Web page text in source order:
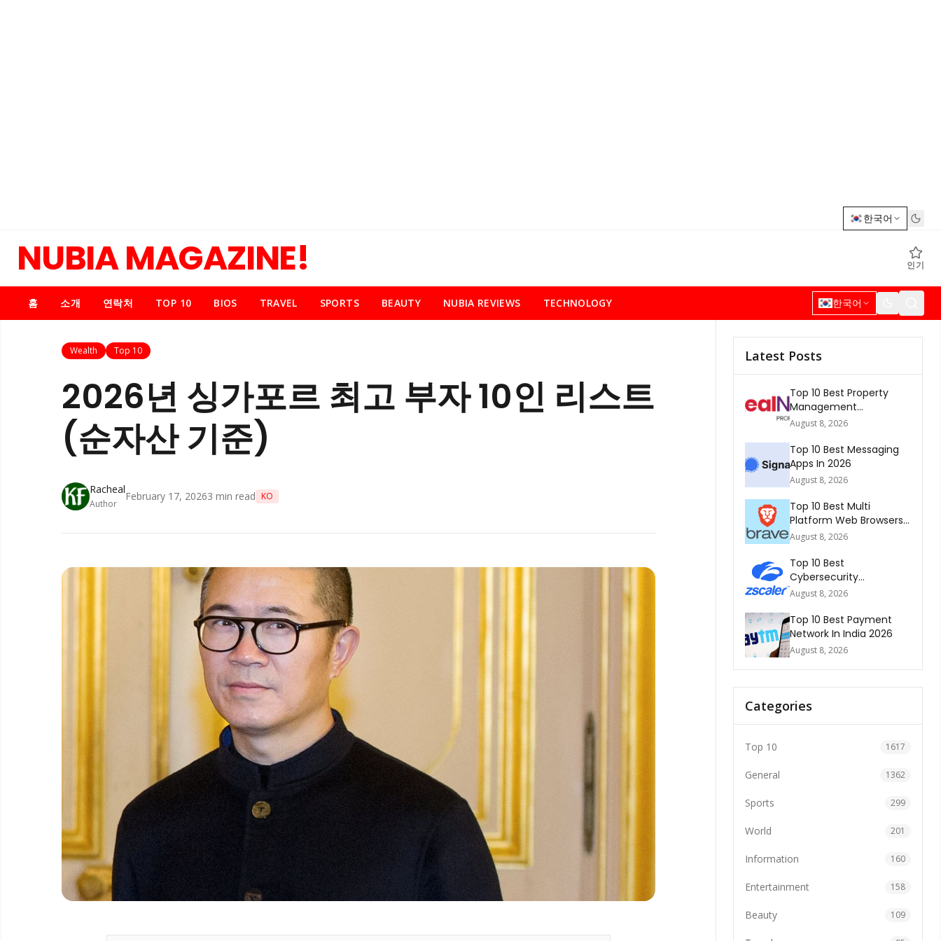
한국어
NUBIA MAGAZINE! 인기
홈 소개 연락처 TOP 10 BIOS TRAVEL SPORTS BEAUTY NUBIA REVIEWS TECHNOLOGY 한국어
Wealth Top 10
2026년 싱가포르 최고 부자 10인 리스트
(순자산 기준)
Racheal
Author
February 17, 20263 min read KO
Latest Posts
Top 10 Best Property
Management
Companies In South
August 8, 2026
Top 10 Best Messaging
Apps In 2026
August 8, 2026
Top 10 Best Multi
Platform Web Browsers
In The world 2026
August 8, 2026
Top 10 Best
Cybersecurity
Companies In America
August 8, 2026
Top 10 Best Payment
Network In India 2026
August 8, 2026
Categories
Top 10 1617
General 1362
Sports 299
World 201
Information 160
Entertainment 158
Beauty 109